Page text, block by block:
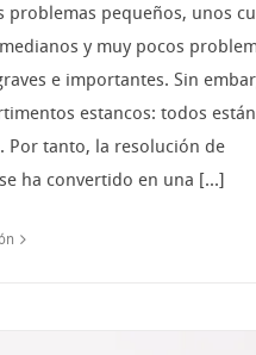
problemas pequeños, unos
y muy pocos
e importantes. Sin
estancos: todos están
Por tanto, la resolución de
ha convertido en una [...]